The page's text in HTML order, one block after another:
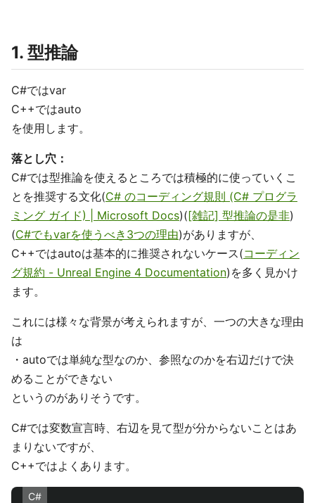
1. 型推論
C#ではvar
C++ではauto
を使用します。
落とし穴：
C#では型推論を使えるところでは積極的に使っていくこ
とを推奨する文化(C# のコーディング規則 (C# プログラ
ミング ガイド) | Microsoft Docs)([雑記] 型推論の是非)
(C#でもvarを使うべき3つの理由)がありますが、
C++ではautoは基本的に推奨されないケース(コーディン
グ規約 - Unreal Engine 4 Documentation)を多く見かけ
ます。
これには様々な背景が考えられますが、一つの大きな理由
は
・autoでは単純な型なのか、参照なのかを右辺だけで決
めることができない
というのがありそうです。
C#では変数宣言時、右辺を見て型が分からないことはあ
まりないですが、
C++ではよくあります。
C#